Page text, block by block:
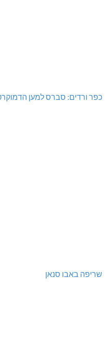
כפר ורדים: סברס למען
שריפה באבו סנאן